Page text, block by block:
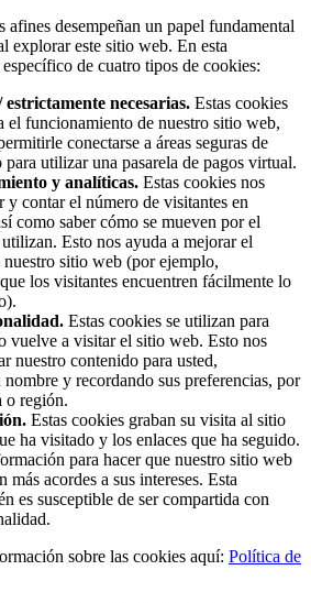
desempeñan un papel fundamental
explorar este sitio web. En esta
de cuatro tipos de cookies:
estrictamente necesarias. Estas cookies
el funcionamiento de nuestro sitio web,
conectarse a áreas seguras de
utilizar una pasarela de pagos virtual.
y analíticas. Estas cookies nos
y contar el número de visitantes en
como saber cómo se mueven por el
Esto nos ayuda a mejorar el
sitio web (por ejemplo,
los visitantes encuentren fácilmente lo
Estas cookies se utilizan para
vuelve a visitar el sitio web. Esto nos
nuestro contenido para usted,
y recordando sus preferencias, por
o región.
Estas cookies graban su visita al sitio
ha visitado y los enlaces que ha seguido.
para hacer que nuestro sitio web
más acordes a sus intereses. Esta
es susceptible de ser compartida con
sobre las cookies aquí: Política de